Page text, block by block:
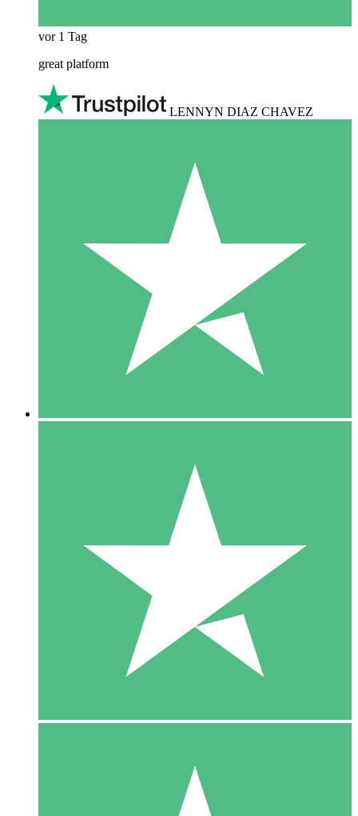
vor 1 Tag
great platform
LENNYN DIAZ CHAVEZ